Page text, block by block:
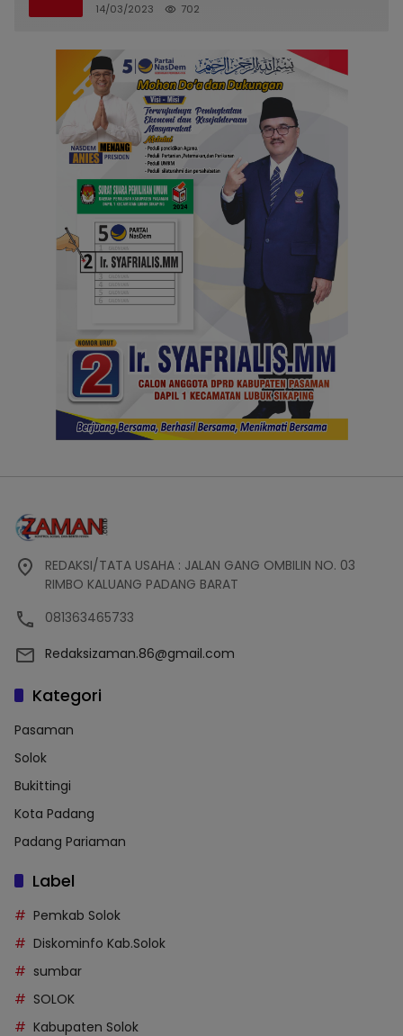
14/03/2023 702
REDAKSI/TATA USAHA : JALAN GANG OMBILIN NO. 03
RIMBO KALUANG PADANG BARAT
081363465733
Redaksizaman.86@gmail.com
Kategori
Pasaman
Solok
Bukittingi
Kota Padang
Padang Pariaman
Label
Pemkab Solok
Diskominfo Kab.Solok
sumbar
SOLOK
Kabupaten Solok